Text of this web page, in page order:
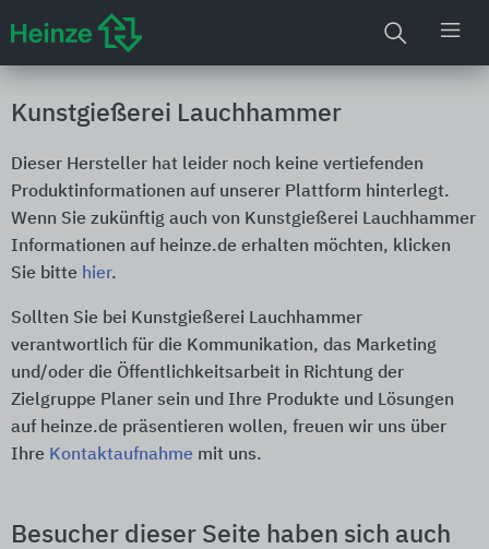
Kunstgießerei Lauchhammer
Dieser Hersteller hat leider noch keine vertiefenden
Produktinformationen auf unserer Plattform hinterlegt.
Wenn Sie zukünftig auch von Kunstgießerei Lauchhammer
Informationen auf heinze.de erhalten möchten, klicken
Sie bitte hier.
Sollten Sie bei Kunstgießerei Lauchhammer
verantwortlich für die Kommunikation, das Marketing
und/oder die Öffentlichkeitsarbeit in Richtung der
Zielgruppe Planer sein und Ihre Produkte und Lösungen
auf heinze.de präsentieren wollen, freuen wir uns über
Ihre Kontaktaufnahme mit uns.
Besucher dieser Seite haben sich auch